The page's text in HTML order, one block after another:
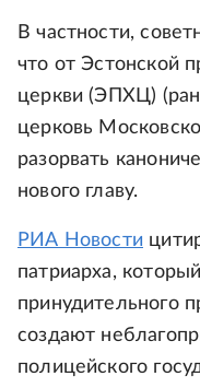
В частности,
что от Эстонской
церкви (ЭПХЦ)
церковь
разорвать
нового главу.
РИА Новости
патриарха,
принудительного
создают
полицейского